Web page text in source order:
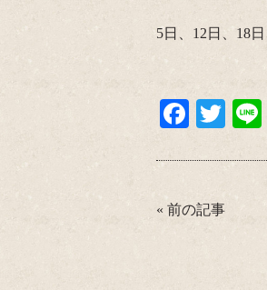
5日、12日、18
Fa
bo
ok
T
tte
« 前の記事